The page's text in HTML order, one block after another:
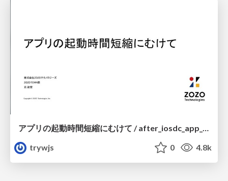
アプリの起動時間短縮にむけて / after_iosdc_app_launch
trywjs
0 4.8k